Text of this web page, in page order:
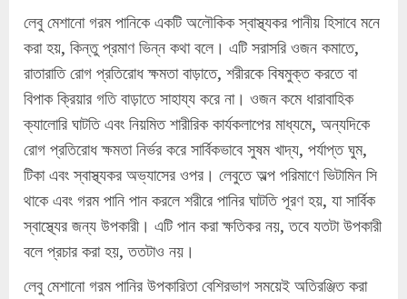
লেবু মেশানো গরম পানিকে একটি অলৌকিক স্বাস্থ্যকর পানীয় হিসাবে মনে
করা হয়, কিন্তু প্রমাণ ভিন্ন কথা বলে। এটি সরাসরি ওজন কমাতে,
রাতারাতি রোগ প্রতিরোধ ক্ষমতা বাড়াতে, শরীরকে বিষমুক্ত করতে বা
বিপাক ক্রিয়ার গতি বাড়াতে সাহায্য করে না। ওজন কমে ধারাবাহিক
ক্যালোরি ঘাটতি এবং নিয়মিত শারীরিক কার্যকলাপের মাধ্যমে, অন্যদিকে
রোগ প্রতিরোধ ক্ষমতা নির্ভর করে সার্বিকভাবে সুষম খাদ্য, পর্যাপ্ত ঘুম,
টিকা এবং স্বাস্থ্যকর অভ্যাসের ওপর। লেবুতে অল্প পরিমাণে ভিটামিন সি
থাকে এবং গরম পানি পান করলে শরীরে পানির ঘাটতি পূরণ হয়, যা সার্বিক
স্বাস্থ্যের জন্য উপকারী। এটি পান করা ক্ষতিকর নয়, তবে যতটা উপকারী
বলে প্রচার করা হয়, ততটাও নয়।
লেবু মেশানো গরম পানির উপকারিতা বেশিরভাগ সময়েই অতিরঞ্জিত করা